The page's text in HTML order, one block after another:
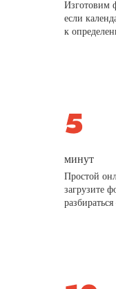
Изготовим
если
к
минут
Простой
загрузите